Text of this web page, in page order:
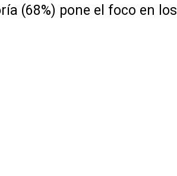
(68%) pone el foco en los